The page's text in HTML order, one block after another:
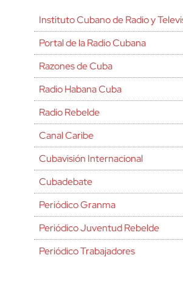
Instituto Cubano de Radio y
Portal de la Radio Cubana
Razones de Cuba
Radio Habana Cuba
Radio Rebelde
Canal Caribe
Cubavisión Internacional
Cubadebate
Periódico Granma
Periódico Juventud Rebelde
Periódico Trabajadores